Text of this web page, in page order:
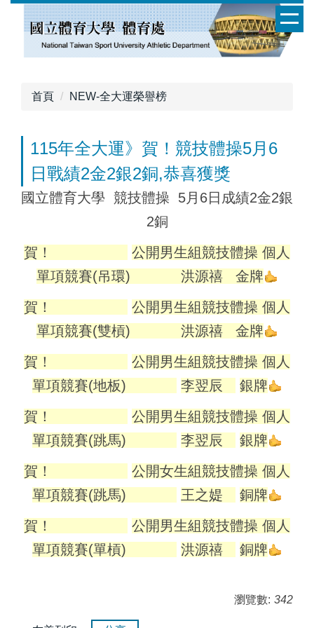
首頁 NEW-全大運榮譽榜
115年全大運》賀！競技體操5月6
日戰績2金2銀2銅,恭喜獲獎
國立體育大學 競技體操 5月6日成績2金2銀
2銅
賀！
公開男生組競技體操 個人
單項競賽(吊環) 洪源禧 金牌
賀！
公開男生組競技體操 個人
單項競賽(雙槓) 洪源禧 金牌
賀！
公開男生組競技體操 個人
單項競賽(地板)
李翌辰
銀牌
賀！
公開男生組競技體操 個人
單項競賽(跳馬)
李翌辰
銀牌
賀！
公開女生組競技體操 個人
單項競賽(跳馬)
王之媞
銅牌
賀！
公開男生組競技體操 個人
單項競賽(單槓)
洪源禧 銅牌
瀏覽數: 342